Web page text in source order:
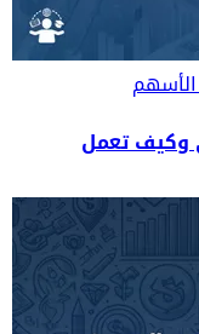
وكيف تعمل